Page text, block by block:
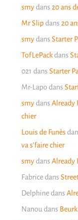
smydans 20 ans
Mr Slipdans 20
smydans Starter
TofLePackdans
021 dans Starter
Mr-Lapo dans
smydans Already
chier
Louis de Funès
va s’faire chier
smydans Already
Fabricedans
Delphinedans
Nanou dans